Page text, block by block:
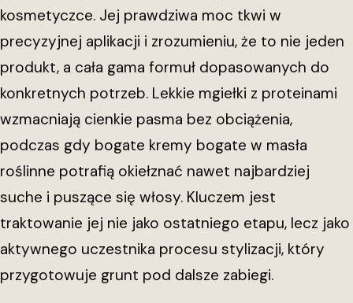
kosmetyczce. Jej prawdziwa moc tkwi w
precyzyjnej aplikacji i zrozumieniu, że to nie jeden
produkt, a cała gama formuł dopasowanych do
konkretnych potrzeb. Lekkie mgiełki z proteinami
wzmacniają cienkie pasma bez obciążenia,
podczas gdy bogate kremy bogate w masła
roślinne potrafią okiełznać nawet najbardziej
suche i puszące się włosy. Kluczem jest
traktowanie jej nie jako ostatniego etapu, lecz jako
aktywnego uczestnika procesu stylizacji, który
przygotowuje grunt pod dalsze zabiegi.